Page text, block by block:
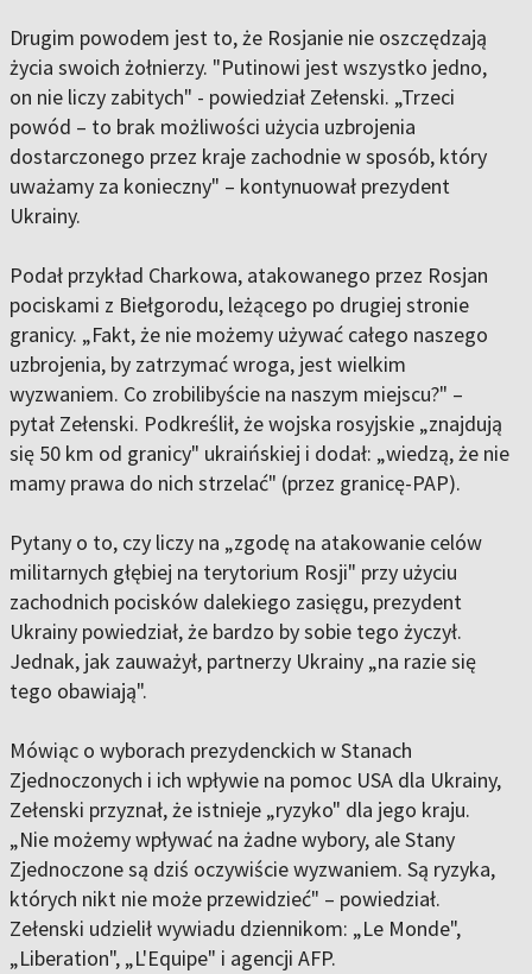
Drugim powodem jest to, że Rosjanie nie oszczędzają
życia swoich żołnierzy. "Putinowi jest wszystko jedno,
on nie liczy zabitych" - powiedział Zełenski. „Trzeci
powód – to brak możliwości użycia uzbrojenia
dostarczonego przez kraje zachodnie w sposób, który
uważamy za konieczny" – kontynuował prezydent
Ukrainy.
Podał przykład Charkowa, atakowanego przez Rosjan
pociskami z Biełgorodu, leżącego po drugiej stronie
granicy. „Fakt, że nie możemy używać całego naszego
uzbrojenia, by zatrzymać wroga, jest wielkim
wyzwaniem. Co zrobilibyście na naszym miejscu?" –
pytał Zełenski. Podkreślił, że wojska rosyjskie „znajdują
się 50 km od granicy" ukraińskiej i dodał: „wiedzą, że nie
mamy prawa do nich strzelać" (przez granicę-PAP).
Pytany o to, czy liczy na „zgodę na atakowanie celów
militarnych głębiej na terytorium Rosji" przy użyciu
zachodnich pocisków dalekiego zasięgu, prezydent
Ukrainy powiedział, że bardzo by sobie tego życzył.
Jednak, jak zauważył, partnerzy Ukrainy „na razie się
tego obawiają".
Mówiąc o wyborach prezydenckich w Stanach
Zjednoczonych i ich wpływie na pomoc USA dla Ukrainy,
Zełenski przyznał, że istnieje „ryzyko" dla jego kraju.
„Nie możemy wpływać na żadne wybory, ale Stany
Zjednoczone są dziś oczywiście wyzwaniem. Są ryzyka,
których nikt nie może przewidzieć" – powiedział.
Zełenski udzielił wywiadu dziennikom: „Le Monde",
„Liberation", „L'Equipe" i agencji AFP.